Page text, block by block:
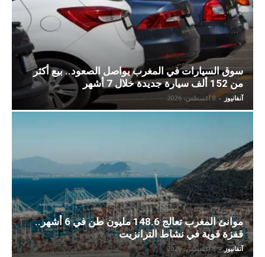
سوق السيارات في المغرب يواصل الصعود.. بيع أكثر
من 152 ألف سيارة جديدة خلال 7 أشهر
آنفانيوز - 8 أغسطس، 2026
موانئ المغرب تعالج 148.6 مليون طن في 6 أشهر..
قفزة قوية في نشاط الترانزيت
آنفانيوز - 8 أغسطس، 2026